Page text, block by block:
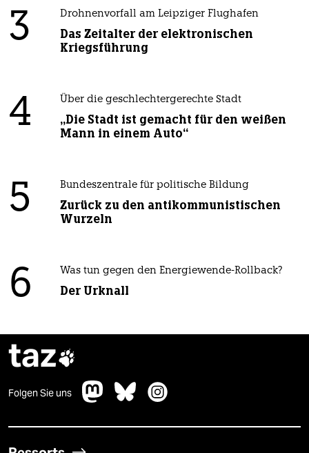
3 Drohnenvorfall am Leipziger Flughafen
Das Zeitalter der elektronischen
Kriegsführung
4 Über die geschlechtergerechte Stadt
„Die Stadt ist gemacht für den weißen
Mann in einem Auto“
5 Bundeszentrale für politische Bildung
Zurück zu den antikommunistischen
Wurzeln
6 Was tun gegen den Energiewende-Rollback?
Der Urknall
taz
Folgen Sie uns